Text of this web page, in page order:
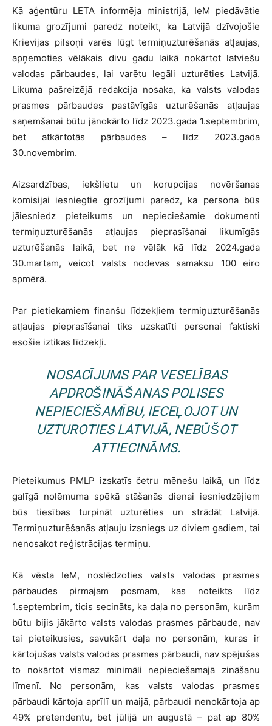
Kā aģentūru LETA informēja ministrijā, IeM piedāvātie
likuma grozījumi paredz noteikt, ka Latvijā dzīvojošie
Krievijas pilsoņi varēs lūgt termiņuzturēšanās atļaujas,
apņemoties vēlākais divu gadu laikā nokārtot latviešu
valodas pārbaudes, lai varētu legāli uzturēties Latvijā.
Likuma pašreizējā redakcija nosaka, ka valsts valodas
prasmes pārbaudes pastāvīgās uzturēšanās atļaujas
saņemšanai būtu jānokārto līdz 2023.gada 1.septembrim,
bet atkārtotās pārbaudes – līdz 2023.gada
30.novembrim.
Aizsardzības, iekšlietu un korupcijas novēršanas
komisijai iesniegtie grozījumi paredz, ka persona būs
jāiesniedz pieteikums un nepieciešamie dokumenti
termiņuzturēšanās atļaujas pieprasīšanai likumīgās
uzturēšanās laikā, bet ne vēlāk kā līdz 2024.gada
30.martam, veicot valsts nodevas samaksu 100 eiro
apmērā.
Par pietiekamiem finanšu līdzekļiem termiņuzturēšanās
atļaujas pieprasīšanai tiks uzskatīti personai faktiski
esošie iztikas līdzekļi.
NOSACĪJUMS PAR VESELĪBAS
APDROŠINĀŠANAS POLISES
NEPIECIEŠAMĪBU, IECEĻOJOT UN
UZTUROTIES LATVIJĀ, NEBŪŠOT
ATTIECINĀMS.
Pieteikumus PMLP izskatīs četru mēnešu laikā, un līdz
galīgā nolēmuma spēkā stāšanās dienai iesniedzējiem
būs tiesības turpināt uzturēties un strādāt Latvijā.
Termiņuzturēšanās atļauju izsniegs uz diviem gadiem, tai
nenosakot reģistrācijas termiņu.
Kā vēsta IeM, noslēdzoties valsts valodas prasmes
pārbaudes pirmajam posmam, kas noteikts līdz
1.septembrim, ticis secināts, ka daļa no personām, kurām
būtu bijis jākārto valsts valodas prasmes pārbaude, nav
tai pieteikusies, savukārt daļa no personām, kuras ir
kārtojušas valsts valodas prasmes pārbaudi, nav spējušas
to nokārtot vismaz minimāli nepieciešamajā zināšanu
līmenī. No personām, kas valsts valodas prasmes
pārbaudi kārtoja aprīlī un maijā, pārbaudi nenokārtoja ap
49% pretendentu, bet jūlijā un augustā – pat ap 80%